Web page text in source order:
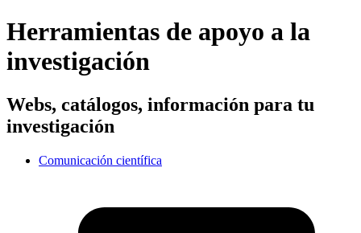
Herramientas de apoyo a la
investigación
Webs, catálogos, información para tu
investigación
Comunicación científica